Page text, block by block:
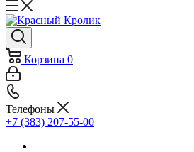
Корзина 0
Телефоны
+7 (383) 207-55-00